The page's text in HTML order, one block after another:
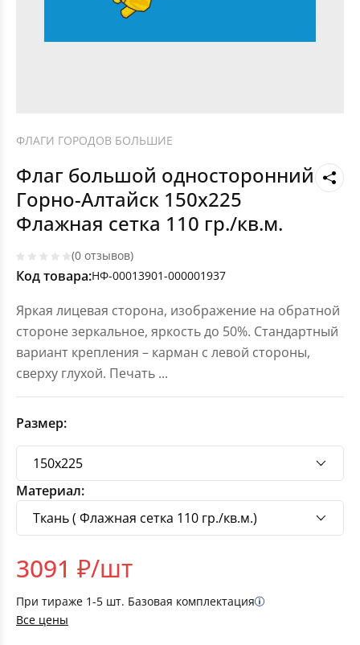
ФЛАГИ ГОРОДОВ БОЛЬШИЕ
Флаг большой односторонний
Горно-Алтайск 150х225
Флажная сетка 110 гр./кв.м.
(0 отзывов)
Код товара:НФ-00013901-000001937
Яркая лицевая сторона, изображение на обратной
стороне зеркальное, яркость до 50%. Стандартный
вариант крепления – карман с левой стороны,
сверху глухой. Печать ...
Размер:
Материал:
3091 ₽/шт
При тираже 1-5 шт. Базовая комплектация
Все цены